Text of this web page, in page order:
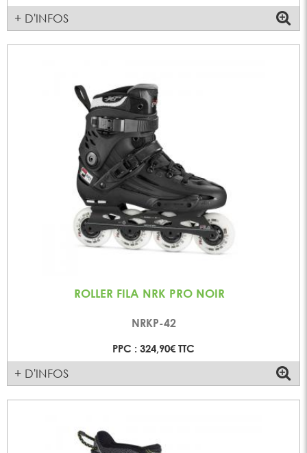
+ D'INFOS
ROLLER FILA NRK PRO NOIR
NRKP-42
PPC : 324,90€ TTC
+ D'INFOS